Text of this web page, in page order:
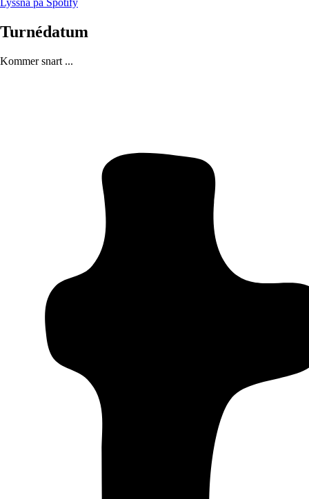
Lyssna på Spotify
Turnédatum
Kommer snart ...